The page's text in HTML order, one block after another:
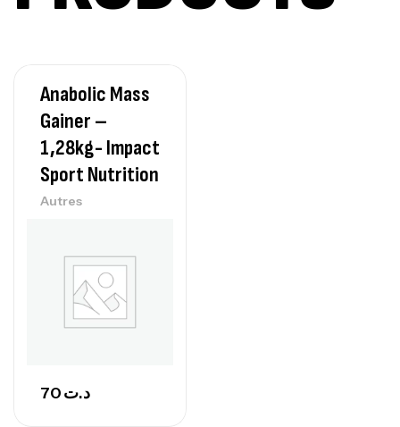
د.ت260
Autres
Anabolic Mass
Gainer –
1,28kg- Impact
Sport Nutrition
Autres
د.ت